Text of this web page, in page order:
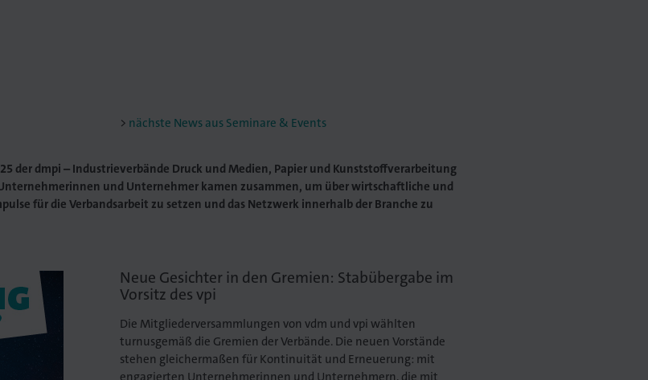
nächste News aus Seminare & Events
der dmpi – Industrieverbände Druck und Medien, Papier und Kunststoffverarbeitung
und Unternehmer kamen zusammen, um über wirtschaftliche und
für die Verbandsarbeit zu setzen und das Netzwerk innerhalb der Branche zu
Neue Gesichter in den Gremien: Stabübergabe im
Vorsitz des vpi
Die Mitgliederversammlungen von vdm und vpi wählten
turnusgemäß die Gremien der Verbände. Die neuen Vorstände
stehen gleichermaßen für Kontinuität und Erneuerung: mit